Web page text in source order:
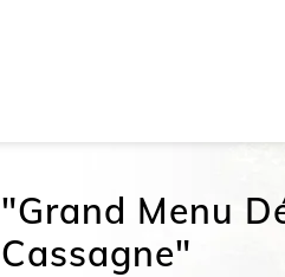
"Grand Menu
Cassagne"